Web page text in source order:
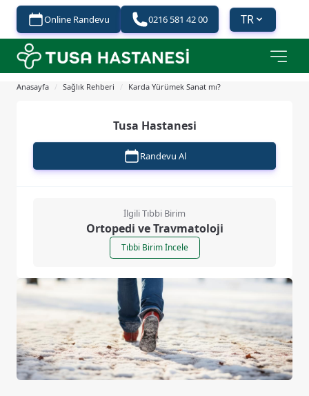
Online Randevu 0216 581 42 00 TR
Anasayfa / Sağlık Rehberi / Karda Yürümek Sanat mı?
Tusa Hastanesi
Randevu Al
İlgili Tıbbi Birim
Ortopedi ve Travmatoloji
Tıbbi Birim İncele